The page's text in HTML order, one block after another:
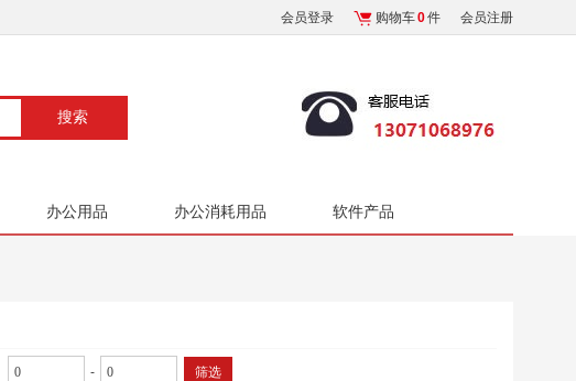
会员登录 购物车0件 会员注册
办公用品 办公消耗用品 软件产品
- 筛选